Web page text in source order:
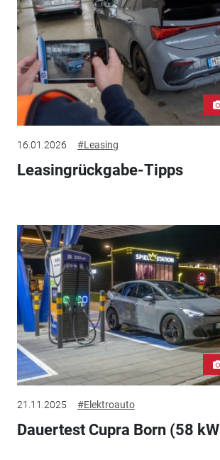
16.01.2026 #Leasing
Leasingrückgabe-Tipps
21.11.2025 #Elektroauto
Dauertest Cupra Born (58